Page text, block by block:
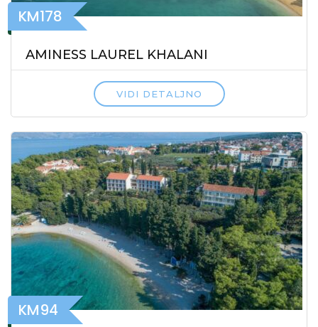
KM178
AMINESS LAUREL KHALANI
VIDI DETALJNO
KM94